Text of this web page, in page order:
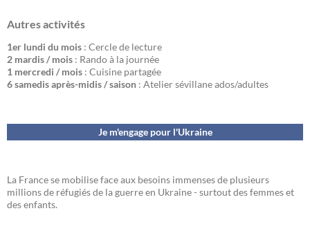
Autres activités
1er lundi du mois : Cercle de lecture
2 mardis / mois : Rando à la journée
1 mercredi / mois : Cuisine partagée
6 samedis après-midis / saison : Atelier sévillane ados/adultes
Je m'engage pour l'Ukraine
La France se mobilise face aux besoins immenses de plusieurs
millions de réfugiés de la guerre en Ukraine - surtout des femmes et
des enfants.